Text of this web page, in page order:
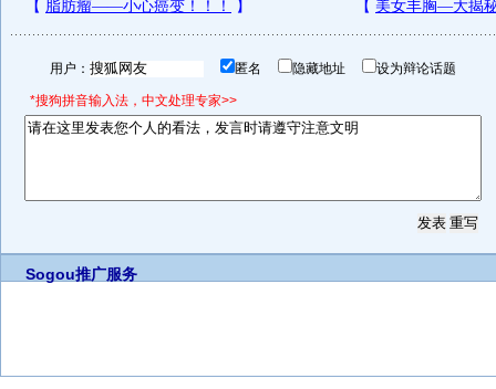
用户： 匿名 隐藏地址 设为辩论话题
*搜狗拼音输入法，中文处理专家>>
Sogou推广服务